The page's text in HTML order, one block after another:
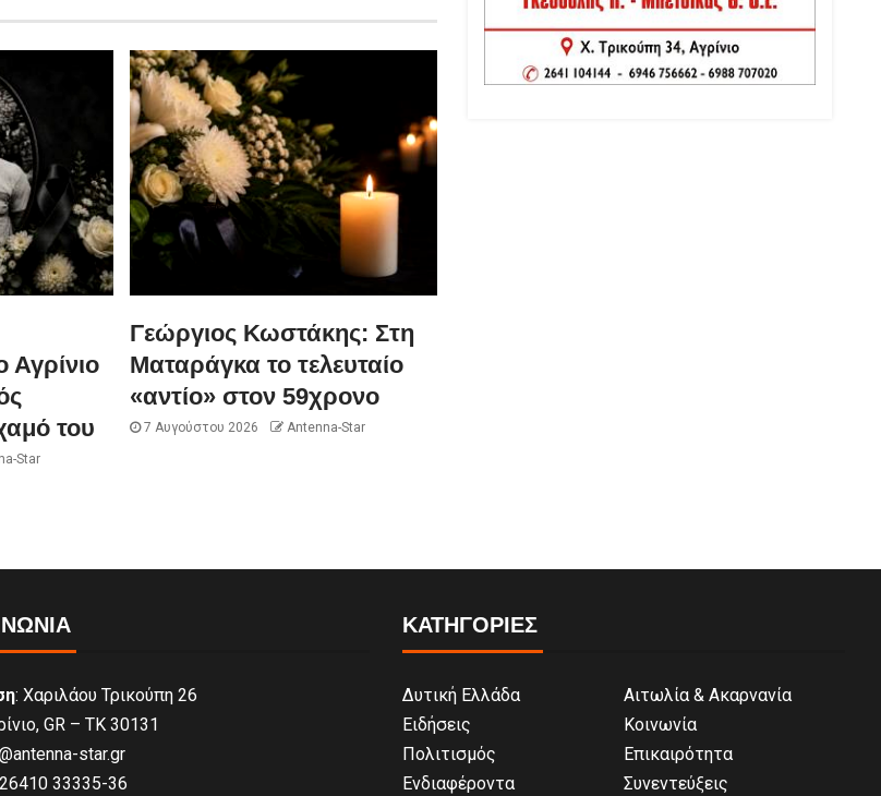
του
Star
Γεώργιος Κωστάκης: Στη
Ματαράγκα το τελευταίο
«αντίο» στον 59χρονο
7 Αυγούστου 2026 Antenna-Star
: Χαριλάου Τρικούπη 26
GR – ΤΚ 30131
star.gr
33335-36
ΚΑΤΗΓΟΡΙΕΣ
Δυτική Ελλάδα
Αιτωλία & Ακαρνανία
Ειδήσεις
Κοινωνία
Πολιτισμός
Επικαιρότητα
Ενδιαφέροντα
Συνεντεύξεις